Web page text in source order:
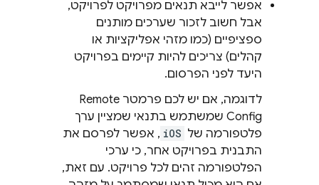
אפשר לייבא תנאים מפרויקט לפרויקט,
אבל חשוב לזכור שערכים מותנים
ספציפיים (כמו מזהי אפליקציות או
קהלים) צריכים להיות קיימים בפרויקט
היעד לפני הפרסום.
לדוגמה, אם יש לכם פרמטר Remote
Config שמשתמש בתנאי שמציין ערך
פלטפורמה של iOS , אפשר לפרסם את
התבנית בפרויקט אחר, כי ערכי
הפלטפורמה זהים לכל פרויקט. עם זאת,